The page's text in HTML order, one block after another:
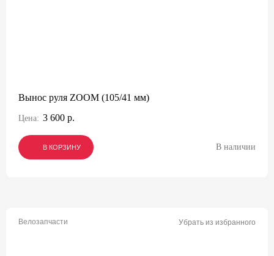
Вынос руля ZOOM (105/41 мм)
Цена: 3 600 р.
В КОРЗИНУ
В КОРЗИНУ
В КОРЗИНУ В наличии
Велозапчасти Убрать из избранного